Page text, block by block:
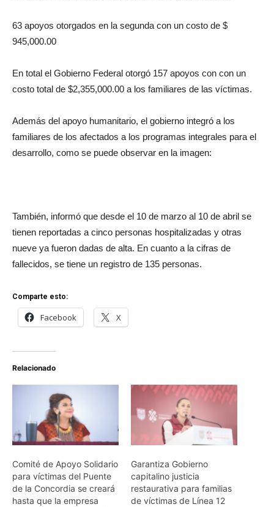
63 apoyos otorgados en la segunda con un costo de $
945,000.00
En total el Gobierno Federal otorgó 157 apoyos con con un
costo total de $2,355,000.00 a los familiares de las víctimas.
Además del apoyo humanitario, el gobierno integró a los
familiares de los afectados a los programas integrales para el
desarrollo, como se puede observar en la imagen:
También, informó que desde el 10 de marzo al 10 de abril se
tienen reportadas a cinco personas hospitalizadas y otras
nueve ya fueron dadas de alta. En cuanto a la cifras de
fallecidos, se tiene un registro de 135 personas.
Comparte esto:
Facebook X
Relacionado
Comité de Apoyo Solidario
para víctimas del Puente
de la Concordia se creará
hasta que la empresa
Garantiza Gobierno
capitalino justicia
restaurativa para familias
de víctimas de Línea 12